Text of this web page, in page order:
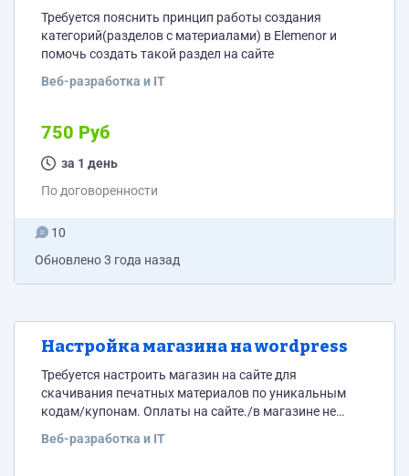
Требуется пояснить принцип работы создания
категорий(разделов с материалами) в Elemenor и
помочь создать такой раздел на сайте
Веб-разработка и IT
750 Руб
за 1 день
По договоренности
10
Обновлено3 года назад
Настройка магазина на wordpress
Требуется настроить магазин на сайте для
скачивания печатных материалов по уникальным
кодам/купонам. Оплаты на сайте./в магазине не
раздел - подраздел магазина Обложки материалов (1-
Веб-разработка и IT